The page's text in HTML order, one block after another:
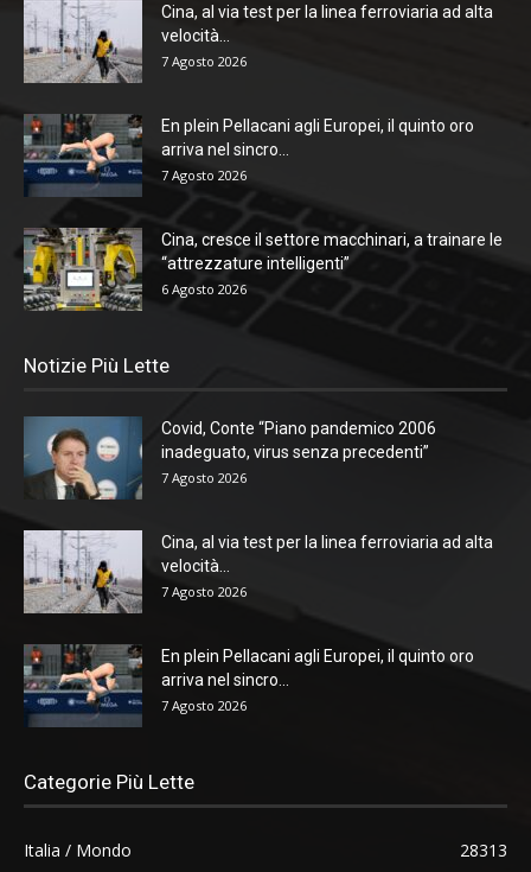
Cina, al via test per la linea ferroviaria ad alta
velocità...
7 Agosto 2026
En plein Pellacani agli Europei, il quinto oro
arriva nel sincro...
7 Agosto 2026
Cina, cresce il settore macchinari, a trainare le
“attrezzature intelligenti”
6 Agosto 2026
Notizie Più Lette
Covid, Conte “Piano pandemico 2006
inadeguato, virus senza precedenti”
7 Agosto 2026
Cina, al via test per la linea ferroviaria ad alta
velocità...
7 Agosto 2026
En plein Pellacani agli Europei, il quinto oro
arriva nel sincro...
7 Agosto 2026
Categorie Più Lette
Italia / Mondo
28313